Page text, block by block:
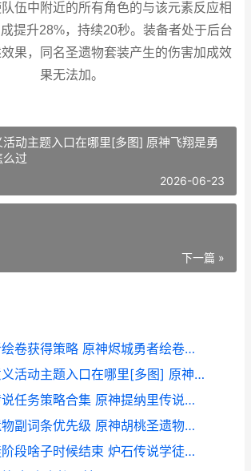
伍中附近的所有角色的与该元素反应相
提升28%，持续20秒。装备者处于后台
果，同名圣遗物套装产生的伤害加成效
果无法加。
动主题入口在哪里[多图] 原神飞翔是勇
过
2026-06-23
下一篇 »
原神烬城勇者绘卷获得策略 原神烬城勇者绘卷是谁的圣遗物
原神飞翔的意义活动主题入口在哪里[多图] 原神飞翔是勇气的奖励任务怎么过
原神提纳里传说任务策略合集 原神提纳里传说任务秘境中,找不到发绿光的路-
原神胡桃圣遗物副词条优先级 原神胡桃圣遗物在哪里刷
炉石传说学徒阶段啥子时候结束 炉石传说学徒阶段有什么奖励